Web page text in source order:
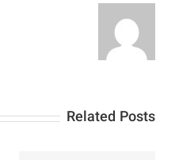
Related Posts